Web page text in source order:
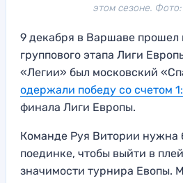
этом сезоне.
9 декабря в Варшаве прошел
группового этапа Лиги
«Легии» был московский
одержали победу со счетом
финала Лиги Европы.
Команде Руя Витории нужна
поединке, чтобы выйти в
значимости турнира Евопы.